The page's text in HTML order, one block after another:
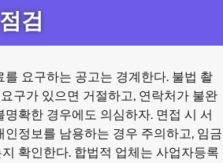
검
요구하는 공고는 경계한다. 불법 촬
구가 있으면 거절하고, 연락처가 불완
확한 경우에도 의심하자. 면접 시 서
정보를 남용하는 경우 주의하고, 임금
확인한다. 합법적 업체는 사업자등록